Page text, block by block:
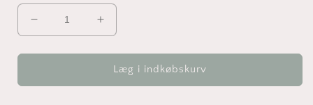
Reducer
antallet
for
bogstav
Øg
antallet
for
Mit
bogstav
Læg i indkøbskurv